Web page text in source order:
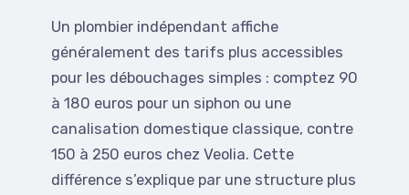
Un plombier indépendant affiche
généralement des tarifs plus accessibles
pour les débouchages simples : comptez 90
à 180 euros pour un siphon ou une
canalisation domestique classique, contre
150 à 250 euros chez Veolia. Cette
différence s’explique par une structure plus